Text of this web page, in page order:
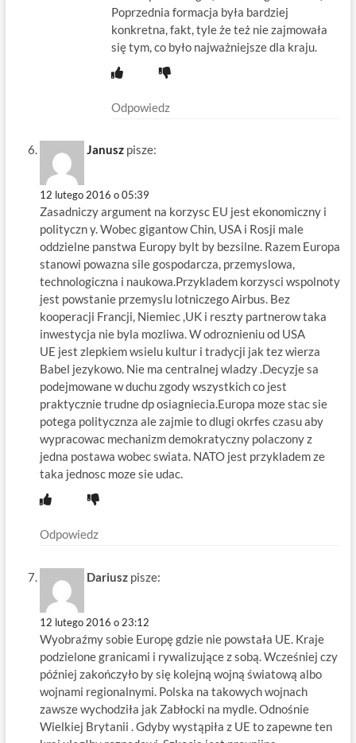
Poprzednia formacja była bardziej
konkretna, fakt, tyle że też nie zajmowała
się tym, co było najważniejsze dla kraju.
Odpowiedz
Janusz pisze:
12 lutego 2016 o 05:39
Zasadniczy argument na korzysc EU jest ekonomiczny i
polityczn y. Wobec gigantow Chin, USA i Rosji male
oddzielne panstwa Europy bylt by bezsilne. Razem Europa
stanowi powazna sile gospodarcza, przemyslowa,
technologiczna i naukowa.Przykladem korzysci wspolnoty
jest powstanie przemyslu lotniczego Airbus. Bez
kooperacji Francji, Niemiec ,UK i reszty partnerow taka
inwestycja nie byla mozliwa. W odroznieniu od USA
UE jest zlepkiem wsielu kultur i tradycji jak tez wierza
Babel jezykowo. Nie ma centralnej wladzy .Decyzje sa
podejmowane w duchu zgody wszystkich co jest
praktycznie trudne dp osiagniecia.Europa moze stac sie
potega politycznza ale zajmie to dlugi okrfes czasu aby
wypracowac mechanizm demokratyczny polaczony z
jedna postawa wobec swiata. NATO jest przykladem ze
taka jednosc moze sie udac.
Odpowiedz
Dariusz pisze:
12 lutego 2016 o 23:12
Wyobraźmy sobie Europę gdzie nie powstała UE. Kraje
podzielone granicami i rywalizujące z sobą. Wcześniej czy
później zakończyło by się kolejną wojną światową albo
wojnami regionalnymi. Polska na takowych wojnach
zawsze wychodziła jak Zabłocki na mydle. Odnośnie
Wielkiej Brytanii . Gdyby wystąpiła z UE to zapewne ten